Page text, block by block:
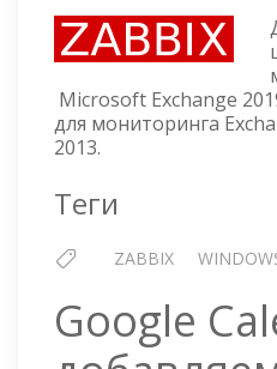
Microsoft Exchange
для мониторинга
2013.
Теги
ZABBIX
Google